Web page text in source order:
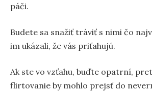
páči.
Budete sa snažiť tráviť s nimi čo
im ukázali, že vás priťahujú.
Ak ste vo vzťahu, buďte opatrní,
flirtovanie by mohlo prejsť do